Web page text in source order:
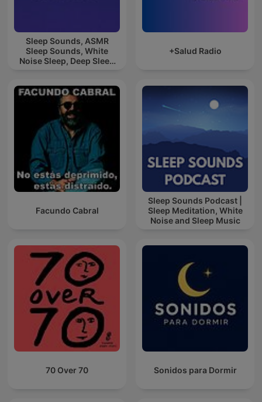
Sleep Sounds, ASMR
Sleep Sounds, White
Noise Sleep, Deep Sleep
+Salud Radio
Facundo Cabral
Sleep Sounds Podcast |
Sleep Meditation, White
Noise and Sleep Music
70 Over 70 Sonidos para Dormir